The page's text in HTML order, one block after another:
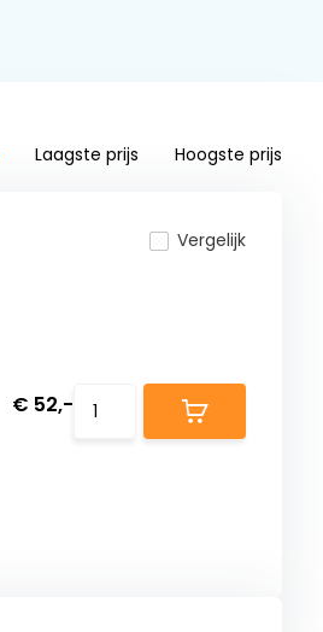
Laagste prijs Hoogste prijs
Vergelijk
€ 52,-